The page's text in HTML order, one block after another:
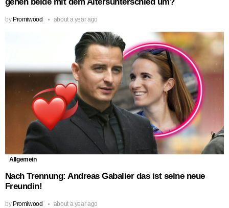
by Promiwood about a year ago
Allgemein
Nach Trennung: Andreas Gabalier das ist seine neue
Freundin!
by Promiwood about a year ago